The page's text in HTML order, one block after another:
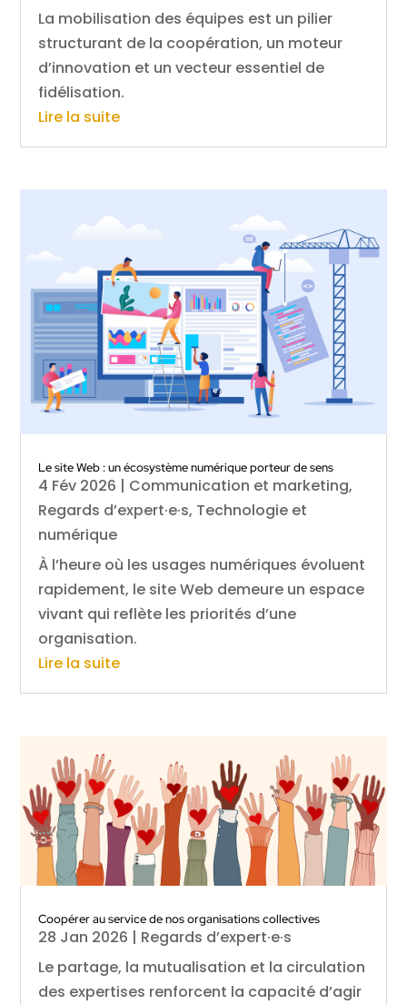
La mobilisation des équipes est un pilier
structurant de la coopération, un moteur
d’innovation et un vecteur essentiel de
fidélisation.
Lire la suite
Le site Web : un écosystème numérique porteur de sens
4 Fév 2026 | Communication et marketing,
Regards d’expert·e·s, Technologie et
numérique
À l’heure où les usages numériques évoluent
rapidement, le site Web demeure un espace
vivant qui reflète les priorités d’une
organisation.
Lire la suite
Coopérer au service de nos organisations collectives
28 Jan 2026 | Regards d’expert·e·s
Le partage, la mutualisation et la circulation
des expertises renforcent la capacité d’agir